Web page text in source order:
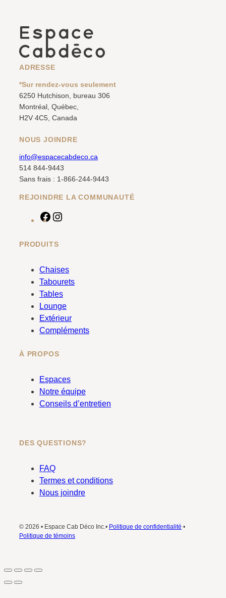
ADRESSE
*Sur rendez-vous seulement
6250 Hutchison, bureau 306
Montréal, Québec,
H2V 4C5, Canada
NOUS JOINDRE
info@espacecabdeco.ca
514 844-9443
Sans frais : 1-866-244-9443
REJOINDRE LA COMMUNAUTÉ
F
c
b
o
PRODUITS
Chaises
Tabourets
Tables
Lounge
Extérieur
Compléments
À PROPOS
Espaces
Notre équipe
Conseils d’entretien
DES QUESTIONS?
FAQ
Termes et conditions
Nous joindre
© 2026 • Espace Cab Déco Inc.• Politique de confidentialité •
Politique de témoins